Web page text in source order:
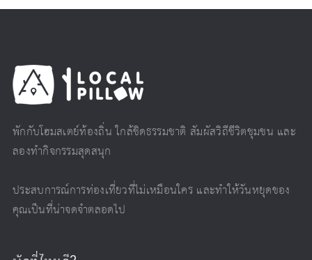
พักกับโฮมสเตย์ท้องถิ่น ใกล้ชิดธรรมชาติ สัมผัสวิถีชีวิตชุมชน และ
ลองทำกิจกรรมสุดสนุก
ประสบการณ์การท่องเที่ยวที่ไม่เหมือนใคร และทำให้วันหยุดของ
คุณเป็นที่น่าจดจำตลอดไป